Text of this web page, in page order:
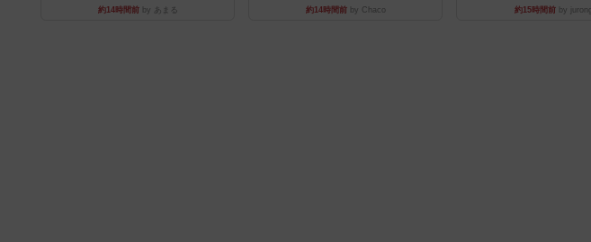
約14時間前by あまる 約14時間前by Chaco 約15時間前by jurong